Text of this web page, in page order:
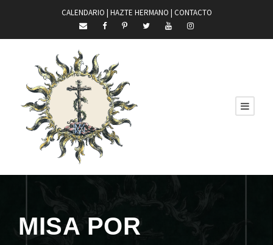
CALENDARIO | HAZTE HERMANO | CONTACTO
MISA POR